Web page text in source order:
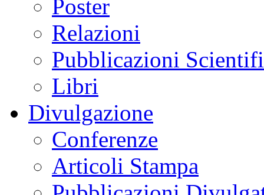
Poster
Relazioni
Pubblicazioni
Libri
Divulgazione
Conferenze
Articoli Stampa